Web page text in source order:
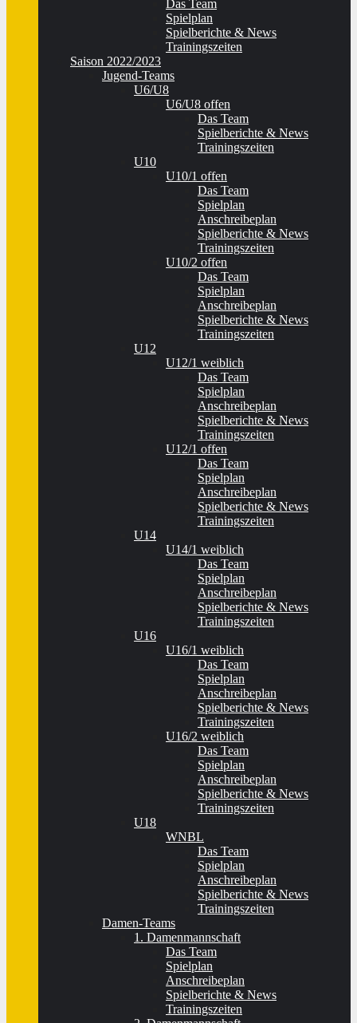
Das Team
Spielplan
Spielberichte & News
Trainingszeiten
Saison 2022/2023
Jugend-Teams
U6/U8
U6/U8 offen
Das Team
Spielberichte & News
Trainingszeiten
U10
U10/1 offen
Das Team
Spielplan
Anschreibeplan
Spielberichte & News
Trainingszeiten
U10/2 offen
Das Team
Spielplan
Anschreibeplan
Spielberichte & News
Trainingszeiten
U12
U12/1 weiblich
Das Team
Spielplan
Anschreibeplan
Spielberichte & News
Trainingszeiten
U12/1 offen
Das Team
Spielplan
Anschreibeplan
Spielberichte & News
Trainingszeiten
U14
U14/1 weiblich
Das Team
Spielplan
Anschreibeplan
Spielberichte & News
Trainingszeiten
U16
U16/1 weiblich
Das Team
Spielplan
Anschreibeplan
Spielberichte & News
Trainingszeiten
U16/2 weiblich
Das Team
Spielplan
Anschreibeplan
Spielberichte & News
Trainingszeiten
U18
WNBL
Das Team
Spielplan
Anschreibeplan
Spielberichte & News
Trainingszeiten
Damen-Teams
1. Damenmannschaft
Das Team
Spielplan
Anschreibeplan
Spielberichte & News
Trainingszeiten